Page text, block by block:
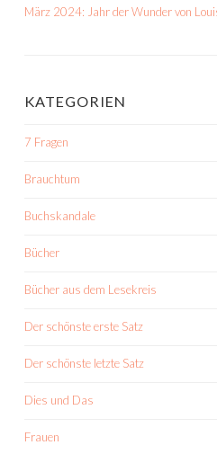
März 2024: Jahr der Wunder von
KATEGORIEN
7 Fragen
Brauchtum
Buchskandale
Bücher
Bücher aus dem Lesekreis
Der schönste erste Satz
Der schönste letzte Satz
Dies und Das
Frauen